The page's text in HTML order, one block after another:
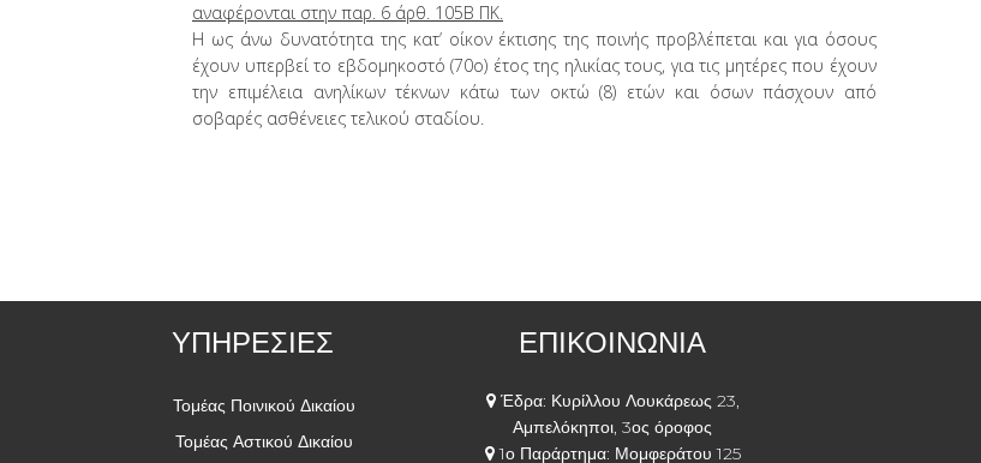
αναφέρονται στην παρ. 6 άρθ. 105Β ΠΚ.
Η ως άνω δυνατότητα της κατ’ οίκον έκτισης της ποινής προβλέπεται και για όσους
έχουν υπερβεί το εβδομηκοστό (70ο) έτος της ηλικίας τους, για τις μητέρες που έχουν
την επιμέλεια ανηλίκων τέκνων κάτω των οκτώ (8) ετών και όσων πάσχουν από
σοβαρές ασθένειες τελικού σταδίου.
ΥΠΗΡΕΣΙΕΣ
Τομέας Ποινικού Δικαίου
Τομέας Αστικού Δικαίου
ΕΠΙΚΟΙΝΩΝΙΑ
Έδρα: Κυρίλλου Λουκάρεως 23,
Αμπελόκηποι, 3ος όροφος
1ο Παράρτημα: Μομφεράτου 125